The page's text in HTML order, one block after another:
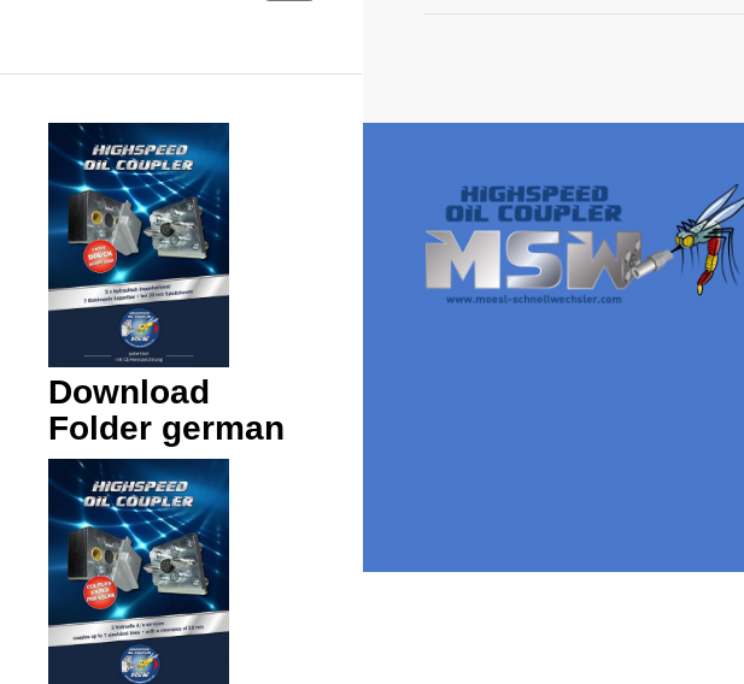
Download
Folder german